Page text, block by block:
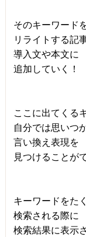
そのキーワード
リライトする記
導入文や本文に
追加していく！
ここに出てくる
自分では思いつ
言い換え表現を
見つけることが
キーワードをた
検索される際に
検索結果に表示